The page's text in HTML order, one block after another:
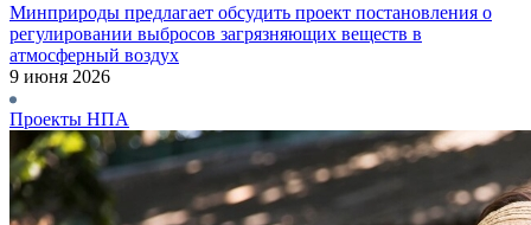
Минприроды предлагает обсудить проект постановления о
регулировании выбросов загрязняющих веществ в
атмосферный воздух
9 июня 2026
Проекты НПА